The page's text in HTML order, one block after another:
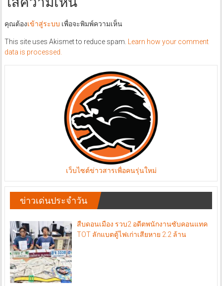
คุณต้องเข้าสู่ระบบ เพื่อจะพิมพ์ความเห็น
This site uses Akismet to reduce spam.
Learn how your comment
data is processed.
เว็บไซต์ข่าวสารเพื่อคนรุ่นใหม่
ข่าวเด่นประจำวัน
สืบดอนเมือง รวบ2 อดีตพนักงานซับคอนแทค
TOT ลักแบตตู้ไฟเก่าเสียหาย 2.2 ล้าน